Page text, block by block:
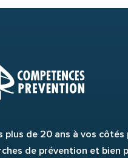
plus de 20 ans à vos
de prévention et bien